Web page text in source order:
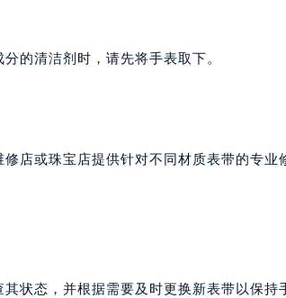
的清洁剂时，请先将手表取下。
店或珠宝店提供针对不同材质表带的专业
状态，并根据需要及时更换新表带以保持